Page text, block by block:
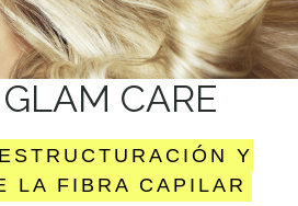
CARE
Y
LA FIBRA CAPILAR